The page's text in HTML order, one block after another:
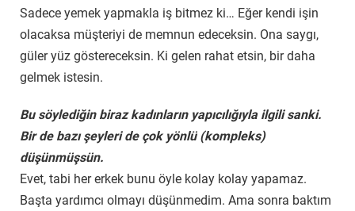
Sadece yemek yapmakla iş bitmez ki… Eğer kendi işin
olacaksa müşteriyi de memnun edeceksin. Ona saygı,
güler yüz göstereceksin. Ki gelen rahat etsin, bir daha
gelmek istesin.
Bu söylediğin biraz kadınların yapıcılığıyla ilgili sanki.
Bir de bazı şeyleri de çok yönlü (kompleks)
düşünmüşsün.
Evet, tabi her erkek bunu öyle kolay kolay yapamaz.
Başta yardımcı olmayı düşünmedim. Ama sonra baktım